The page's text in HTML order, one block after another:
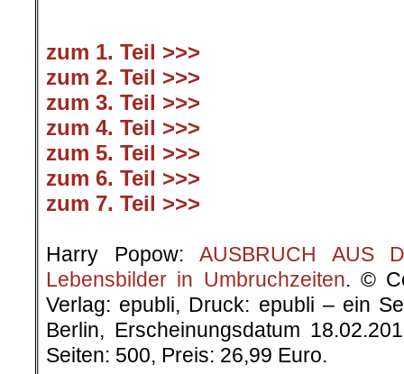
zum 1. Teil >>>
zum 2. Teil >>>
zum 3. Teil >>>
zum 4. Teil >>>
zum 5. Teil >>>
zum 6. Teil >>>
zum 7. Teil >>>
Harry Popow: AUSBRUCH AUS
Lebensbilder in Umbruchzeiten. ©
Verlag: epubli, Druck: epubli – ein
Berlin, Erscheinungsdatum
Seiten: 500, Preis: 26,99 Euro.